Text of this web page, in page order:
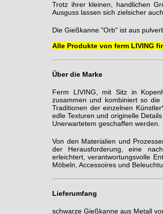
Trotz ihrer kleinen, handlichen
Ausguss lassen sich zielsicher
Die Gießkanne "Orb" ist aus
Alle Produkte von ferm LIVING
Über die Marke
Ferm LIVING, mit Sitz in
zusammen und kombiniert so
Traditionen der einzelnen
edle Texturen und originelle
Unerwartetem geschaffen werden.
Von den Materialien und
der Herausforderung, eine
erleichtert, verantwortungsvolle
Möbeln, Accessoires und
Lieferumfang
schwarze Gießkanne aus Metall